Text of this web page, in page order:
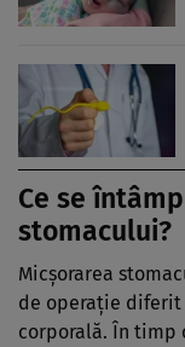
Ce se
stomacului?
Micșorarea
de operație
corporală. În timp